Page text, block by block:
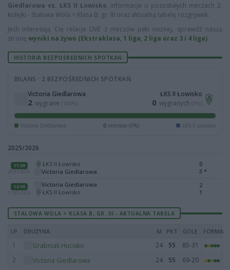
Giedlarowa vs. ŁKS II Łowisko, informacje o pozostałych meczach 2.
kolejki - Stalowa Wola > Klasa B, gr. III oraz aktualną tabelę rozgrywek.
Jeśli interesują Cię relacje LIVE z meczów piłki nożnej, sprawdź naszą
stronę wyniki na żywo (Ekstraklasa, 1 liga, 2 liga oraz 3 i 4 liga).
HISTORIA BEZPOŚREDNICH SPOTKAŃ
BILANS · 2 BEZPOŚREDNICH SPOTKAŃ
Victoria Giedlarowa
2 wygrane (100%)
ŁKS II Łowisko
0 wygranych (0%)
Victoria Giedlarowa 0 remisów (0%) ŁKS II Łowisko
2025/2026
11:00
29.03.2026
ŁKS II Łowisko
Victoria Giedlarowa
0
3 *
14:00
17.08.2025
Victoria Giedlarowa
ŁKS II Łowisko
2
1
STALOWA WOLA > KLASA B, GR. III - AKTUALNA TABELA
LP DRUŻYNA M PKT GOLE FORMA
1 Grabniak Hucisko 24 55
85-31
2
Victoria Giedlarowa 24 55
69-20